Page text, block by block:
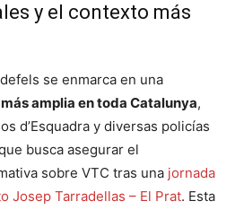
y el contexto más
se enmarca en una
amplia en toda Catalunya,
d’Esquadra y diversas policías
busca asegurar el
sobre VTC tras una jornada
Josep Tarradellas – El Prat. Esta